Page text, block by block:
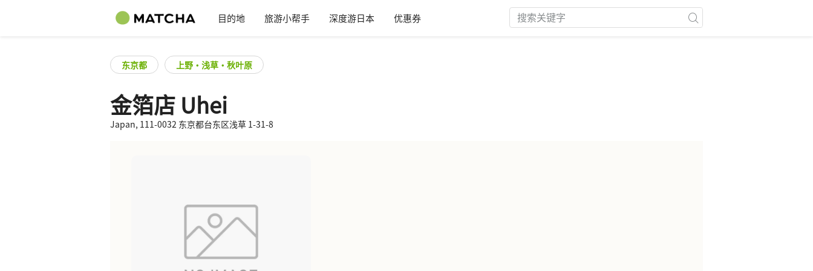
目的地 旅游小帮手 深度游日本 优惠券
东京都 上野・浅草・秋叶原
金箔店 Uhei
Japan, 111-0032 东京都台东区浅草 1-31-8